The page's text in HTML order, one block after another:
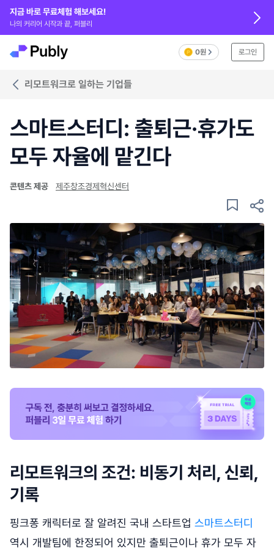
지금 바로 무료체험 해보세요!
나의 커리어 시작과 끝, 퍼블리
0원 로그인
리모트워크로 일하는 기업들
스마트스터디: 출퇴근·휴가도
모두 자율에 맡긴다
콘텐츠 제공 제주창조경제혁신센터
리모트워크의 조건: 비동기 처리, 신뢰,
기록
핑크퐁 캐릭터로 잘 알려진 국내 스타트업 스마트스터디
역시 개발팀에 한정되어 있지만 출퇴근이나 휴가 모두 자